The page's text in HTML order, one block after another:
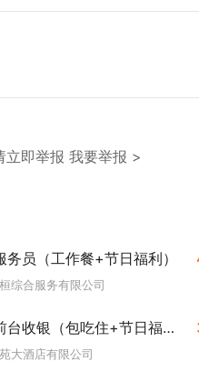
立即举报我要举报 >
务员（工作餐+节日福利）
综合服务有限公司
银（包吃住+节日福利+带薪培训）
大酒店有限公司